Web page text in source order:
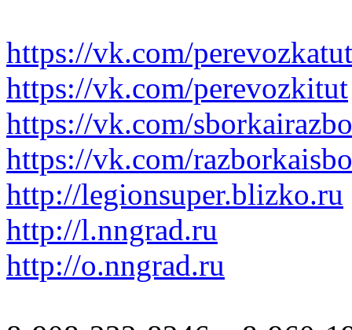
https://vk.com/perevozkatut
https://vk.com/perevozkitut
https://vk.com/
https://vk.com/
http://legionsuper.blizko.ru
http://l.nngrad.ru
http://o.nngrad.ru